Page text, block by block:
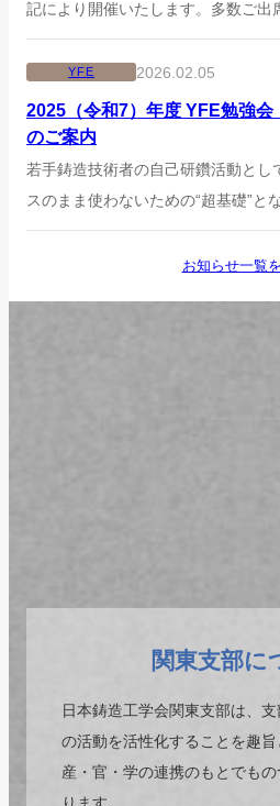
記により開催いたします。多数ご出
YFE 2026.02.05
2025（令和7）年度 YFE勉強
のご案内
若手鋳造技術者の自己研鑽活動とし
スのまま使わないための“超基礎”と
お知らせ一覧
関東支部に
日本鋳造工学会関東支部は、
の活動を活性化することを趣旨
産・官・学の連携のもとでも